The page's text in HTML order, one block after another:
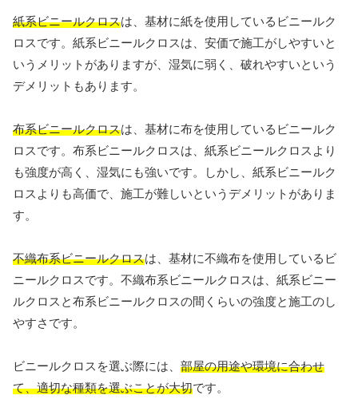
紙系ビニールクロスは、基材に紙を使用しているビニールク
ロスです。紙系ビニールクロスは、安価で施工がしやすいと
いうメリットがありますが、湿気に弱く、破れやすいという
デメリットもあります。
布系ビニールクロスは、基材に布を使用しているビニールク
ロスです。布系ビニールクロスは、紙系ビニールクロスより
も強度が高く、湿気にも強いです。しかし、紙系ビニールク
ロスよりも高価で、施工が難しいというデメリットがありま
す。
不織布系ビニールクロスは、基材に不織布を使用しているビ
ニールクロスです。不織布系ビニールクロスは、紙系ビニー
ルクロスと布系ビニールクロスの間くらいの強度と施工のし
やすさです。
ビニールクロスを選ぶ際には、 部屋の用途や環境に合わせ
て、適切な種類を選ぶことが大切です。